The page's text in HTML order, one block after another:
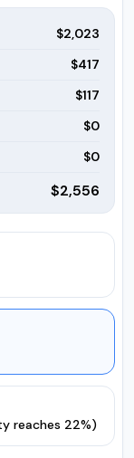
$2,023
$417
$117
$0
$0
$2,556
reaches 22%)